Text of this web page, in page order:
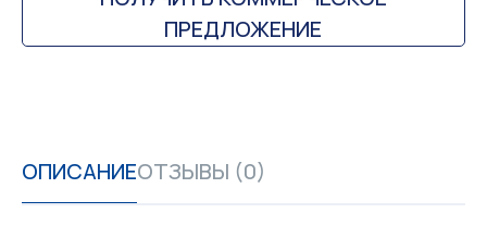
ПРЕДЛОЖЕНИЕ
ОПИСАНИЕОТЗЫВЫ (0)